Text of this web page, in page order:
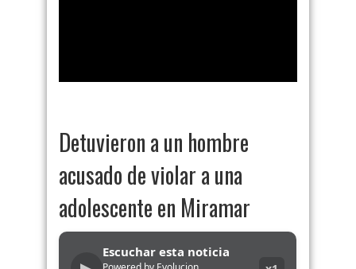
Detuvieron a un hombre
acusado de violar a una
adolescente en Miramar
Escuchar esta noticia